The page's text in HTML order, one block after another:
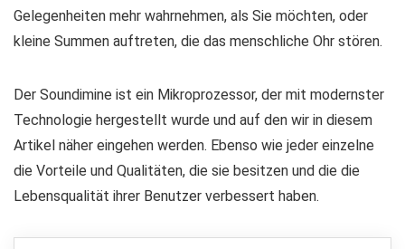
Gelegenheiten mehr wahrnehmen, als Sie möchten, oder
kleine Summen auftreten, die das menschliche Ohr stören.
Der Soundimine ist ein Mikroprozessor, der mit modernster
Technologie hergestellt wurde und auf den wir in diesem
Artikel näher eingehen werden. Ebenso wie jeder einzelne
die Vorteile und Qualitäten, die sie besitzen und die die
Lebensqualität ihrer Benutzer verbessert haben.